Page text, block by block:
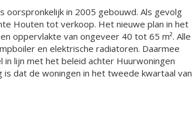
oorspronkelijk in 2005 gebouwd. Als gevolg
Houten tot verkoop. Het nieuwe plan in het
oppervlakte van ongeveer 40 tot 65 m². Alle
en elektrische radiatoren. Daarmee
lijn met het beleid achter Huurwoningen
dat de woningen in het tweede kwartaal van